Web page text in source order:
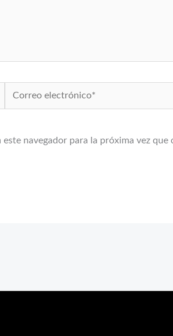
Correo
electrónico*
navegador para la próxima vez que